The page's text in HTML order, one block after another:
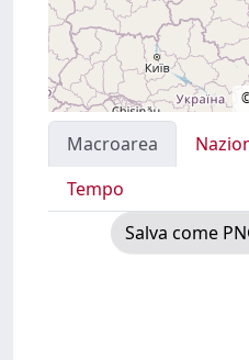
Macroarea
Tempo
Salva come